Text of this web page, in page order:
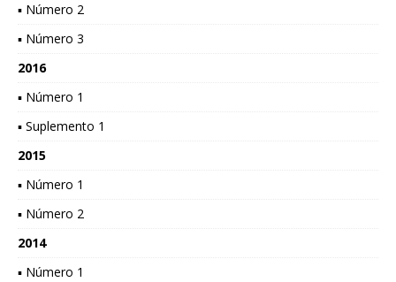
▪ Número 2
▪ Número 3
2016
▪ Número 1
▪ Suplemento 1
2015
▪ Número 1
▪ Número 2
2014
▪ Número 1